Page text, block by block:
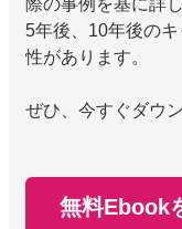
際の事例を基に詳
5年後、10年後の
性があります。
ぜひ、今すぐダウ
無料Ebook